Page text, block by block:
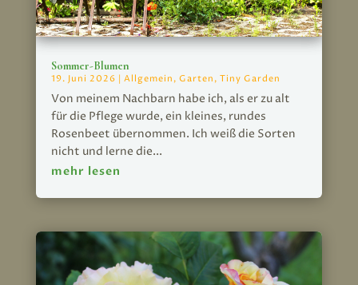
Sommer-Blumen
19. Juni 2026 | Allgemein , Garten , Tiny Garden
Von meinem Nachbarn habe ich, als er zu alt
für die Pflege wurde, ein kleines, rundes
Rosenbeet übernommen. Ich weiß die Sorten
nicht und lerne die...
mehr lesen